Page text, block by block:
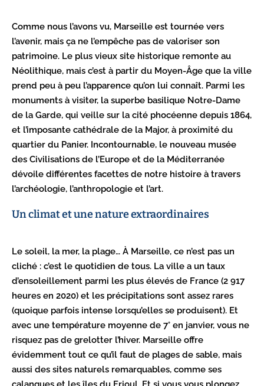
Comme nous l’avons vu, Marseille est tournée vers
l’avenir, mais ça ne l’empêche pas de valoriser son
patrimoine. Le plus vieux site historique remonte au
Néolithique, mais c’est à partir du Moyen-Âge que la ville
prend peu à peu l’apparence qu’on lui connaît. Parmi les
monuments à visiter, la superbe basilique Notre-Dame
de la Garde, qui veille sur la cité phocéenne depuis 1864,
et l’imposante cathédrale de la Major, à proximité du
quartier du Panier. Incontournable, le nouveau musée
des Civilisations de l’Europe et de la Méditerranée
dévoile différentes facettes de notre histoire à travers
l’archéologie, l’anthropologie et l’art.
Un climat et une nature extraordinaires
Le soleil, la mer, la plage… À Marseille, ce n’est pas un
cliché : c’est le quotidien de tous. La ville a un taux
d’ensoleillement parmi les plus élevés de France (2 917
heures en 2020) et les précipitations sont assez rares
(quoique parfois intense lorsqu’elles se produisent). Et
avec une température moyenne de 7° en janvier, vous ne
risquez pas de grelotter l’hiver. Marseille offre
évidemment tout ce qu’il faut de plages de sable, mais
aussi des sites naturels remarquables, comme ses